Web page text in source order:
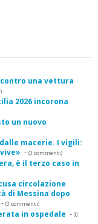
una vettura
2026 incorona
un nuovo
macerie. I vigili:
- (0 commenti)
è il terzo caso in
circolazione
di Messina dopo
- (0 commenti)
in ospedale - (0